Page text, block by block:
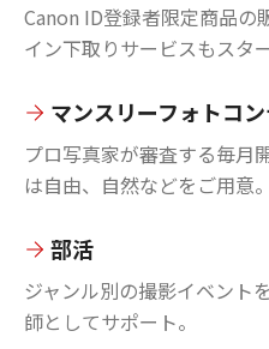
Canon ID登録者限定商品の
イン下取りサービスもスタ
マンスリーフォトコ
プロ写真家が審査する毎月
は自由、自然などをご用意。
部活
ジャンル別の撮影イベント
師としてサポート。